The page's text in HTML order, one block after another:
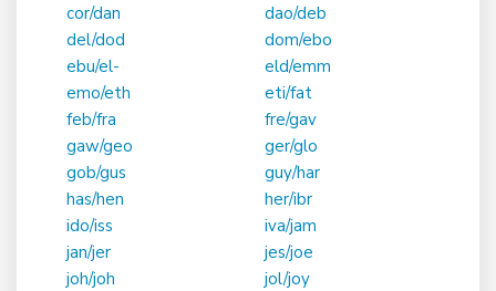
cor/dan
dao/deb
del/dod
dom/ebo
ebu/el-
eld/emm
emo/eth
eti/fat
feb/fra
fre/gav
gaw/geo
ger/glo
gob/gus
guy/har
has/hen
her/ibr
ido/iss
iva/jam
jan/jer
jes/joe
joh/joh
jol/joy